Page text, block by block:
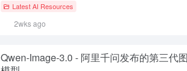
Latest AI Resources
2wks ago
Qwen-Image-3.0 - 阿里千问发布的第三代